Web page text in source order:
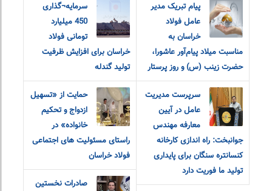
پیام تبریک مدیر
عامل فولاد
خراسان به
مناسبت میلاد پیام‌آور عاشورا،
حضرت زینب (س) و روز پرستار
سرمایه¬گذاری
450 میلیارد
تومانی فولاد
خراسان برای افزایش ظرفیت
تولید گندله
سرپرست مدیریت
عامل در آیین
معارفه مهندس
جوانبخت: راه اندازی کارخانه
کنسانتره سنگان برای پایداری
تولید ما فوریت دارد
حمایت از «تسهیل
ازدواج و تحکیم
خانواده» در
راستای مسئولیت های اجتماعی
فولاد خراسان
صادرات نخستین